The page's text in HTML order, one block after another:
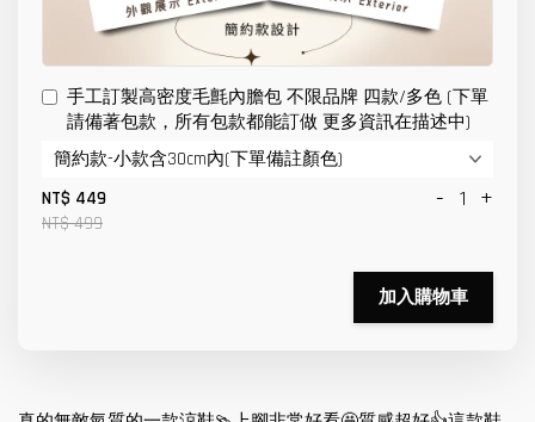
手工訂製高密度毛氈內膽包 不限品牌 四款/多色 (下單
請備著包款，所有包款都能訂做 更多資訊在描述中)
NT$ 449
NT$ 499
- +
加入購物車